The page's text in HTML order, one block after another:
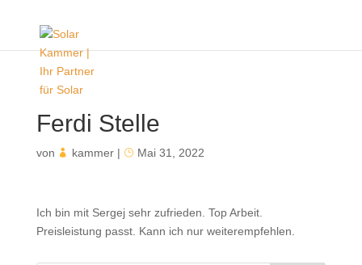
Ferdi Stelle
von kammer| Mai 31, 2022
Ich bin mit Sergej sehr zufrieden. Top Arbeit.
Preisleistung passt. Kann ich nur weiterempfehlen.